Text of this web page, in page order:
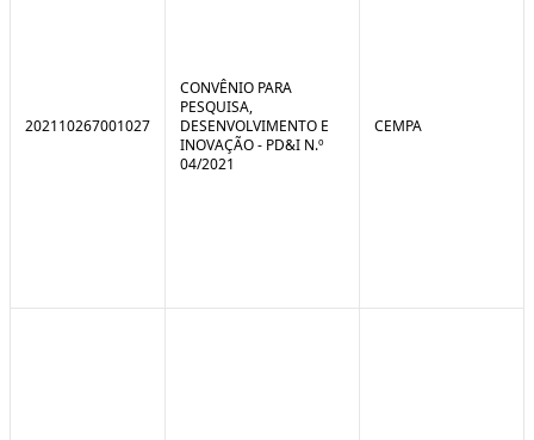
202110267001027
CONVÊNIO PARA
PESQUISA,
DESENVOLVIMENTO E
INOVAÇÃO - PD&I N.º
04/2021
CEMPA